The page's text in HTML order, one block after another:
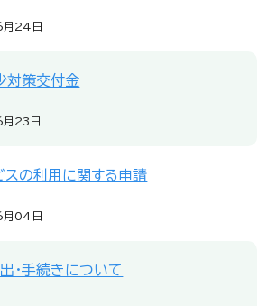
月24日
対策交付金
月23日
スの利用に関する申請
月04日
・手続きについて